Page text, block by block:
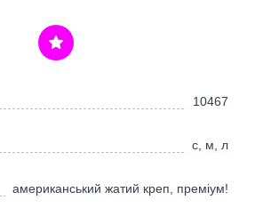
10467
с, м, л
американський жатий креп, преміум!